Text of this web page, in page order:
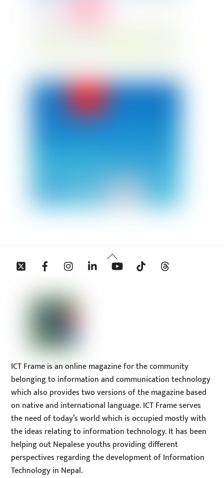
Back
To
Twitter Facebook InstagramLinkedin YouTube Tiktok
ICT Frame is an online magazine for the community
belonging to information and communication technology
which also provides two versions of the magazine based
on native and international language. ICT Frame serves
the need of today’s world which is occupied mostly with
the ideas relating to information technology. It has been
helping out Nepalese youths providing different
perspectives regarding the development of Information
Technology in Nepal.